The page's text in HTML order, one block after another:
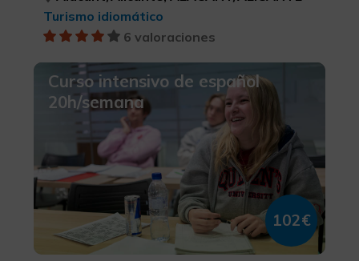
Turismo idiomático
6 valoraciones
Curso intensivo de español
20h/semana
102€